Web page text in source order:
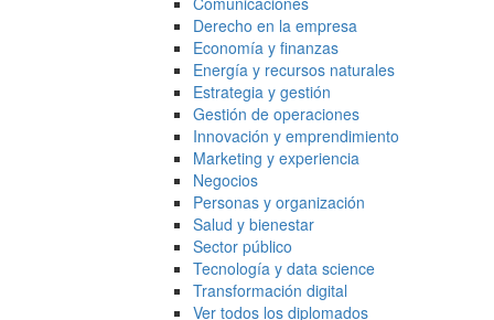
Derecho en la empresa
Economía y finanzas
Energía y recursos naturales
Estrategia y gestión
Gestión de operaciones
Innovación y emprendimiento
Marketing y experiencia
Negocios
Personas y organización
Salud y bienestar
Sector público
Tecnología y data science
Transformación digital
Ver todos los diplomados